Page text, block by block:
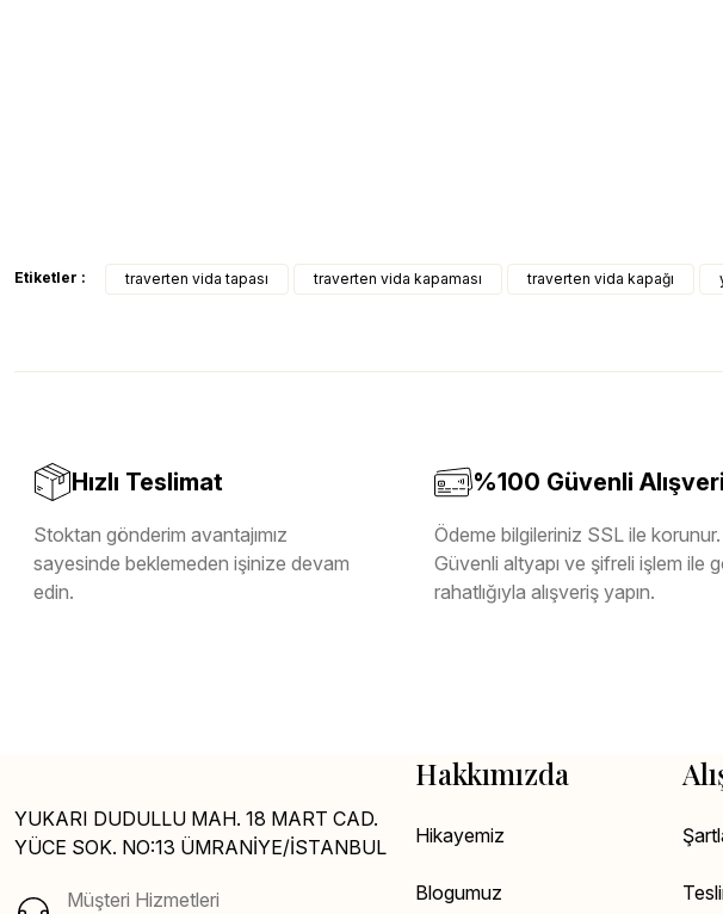
Etiketler : traverten vida tapası traverten vida kapaması traverten vida kapağı
Hızlı Teslimat
Stoktan gönderim avantajımız
sayesinde beklemeden işinize devam
edin.
%100 Güvenli
Ödeme bilgileriniz SSL ile korunur.
Güvenli altyapı ve şifreli işlem ile
rahatlığıyla alışveriş yapın.
YUKARI DUDULLU MAH. 18 MART CAD.
YÜCE SOK. NO:13 ÜMRANİYE/İSTANBUL
Müşteri Hizmetleri
Hakkımızda
Hikayemiz
Blogumuz